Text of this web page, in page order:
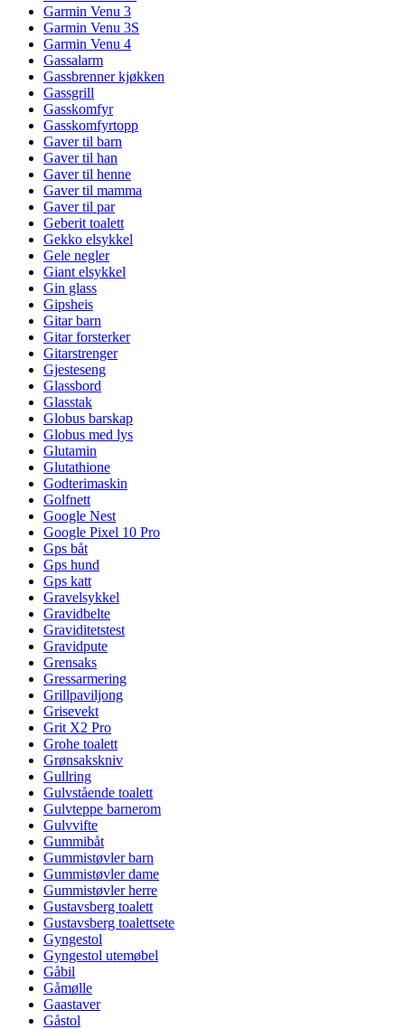
Garmin Venu 3
Garmin Venu 3S
Garmin Venu 4
Gassalarm
Gassbrenner kjøkken
Gassgrill
Gasskomfyr
Gasskomfyrtopp
Gaver til barn
Gaver til han
Gaver til henne
Gaver til mamma
Gaver til par
Geberit toalett
Gekko elsykkel
Gele negler
Giant elsykkel
Gin glass
Gipsheis
Gitar barn
Gitar forsterker
Gitarstrenger
Gjesteseng
Glassbord
Glasstak
Globus barskap
Globus med lys
Glutamin
Glutathione
Godterimaskin
Golfnett
Google Nest
Google Pixel 10 Pro
Gps båt
Gps hund
Gps katt
Gravelsykkel
Gravidbelte
Graviditetstest
Gravidpute
Grensaks
Gressarmering
Grillpaviljong
Grisevekt
Grit X2 Pro
Grohe toalett
Grønsakskniv
Gullring
Gulvstående toalett
Gulvteppe barnerom
Gulvvifte
Gummibåt
Gummistøvler barn
Gummistøvler dame
Gummistøvler herre
Gustavsberg toalett
Gustavsberg toalettsete
Gyngestol
Gyngestol utemøbel
Gåbil
Gåmølle
Gaastaver
Gåstol